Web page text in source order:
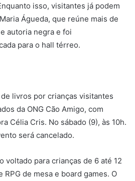
isso, visitantes já podem
Águeda, que reúne mais de
autoria negra e foi
para o hall térreo.
livros por crianças visitantes
da ONG Cão Amigo, com
Célia Cris. No sábado (9), às 10h.
será cancelado.
voltado para crianças de 6 até 12
RPG de mesa e board games. O